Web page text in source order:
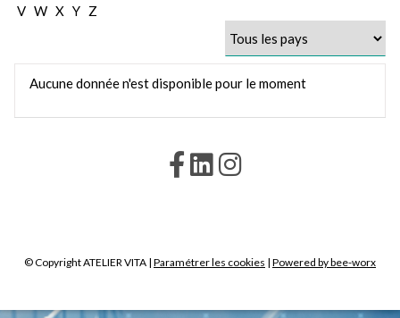
V W X Y Z
Aucune donnée n'est disponible pour le moment
© Copyright ATELIER VITA | Paramétrer les cookies | Powered by bee-worx